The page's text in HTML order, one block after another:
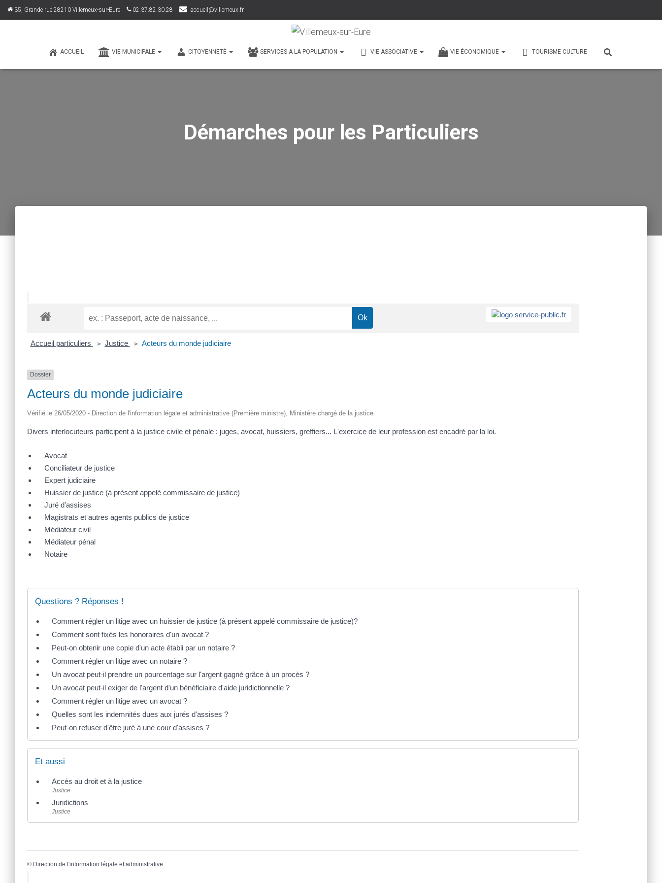
35, Grande rue 28210 Villemeux-sur-Eure 02.37.82.30.28 accueil@villemeux.fr
ACCUEIL VIE MUNICIPALE CITOYENNETÉ SERVICES A LA POPULATION VIE ASSOCIATIVE VIE ÉCONOMIQUE TOURISME CULTURE
Démarches pour les Particuliers
Accueil particuliers > Justice > Acteurs du monde judiciaire
Dossier
Acteurs du monde judiciaire
Vérifié le 26/05/2020 - Direction de l'information légale et administrative (Première ministre), Ministère chargé de la justice
Divers interlocuteurs participent à la justice civile et pénale : juges, avocat, huissiers, greffiers... L'exercice de leur profession est encadré par la loi.
Avocat
Conciliateur de justice
Expert judiciaire
Huissier de justice (à présent appelé commissaire de justice)
Juré d'assises
Magistrats et autres agents publics de justice
Médiateur civil
Médiateur pénal
Notaire
Questions ? Réponses !
Comment régler un litige avec un huissier de justice (à présent appelé commissaire de justice)?
Comment sont fixés les honoraires d'un avocat ?
Peut-on obtenir une copie d'un acte établi par un notaire ?
Comment régler un litige avec un notaire ?
Un avocat peut-il prendre un pourcentage sur l'argent gagné grâce à un procès ?
Un avocat peut-il exiger de l'argent d'un bénéficiaire d'aide juridictionnelle ?
Comment régler un litige avec un avocat ?
Quelles sont les indemnités dues aux jurés d'assises ?
Peut-on refuser d'être juré à une cour d'assises ?
Et aussi
Accès au droit et à la justice
Justice
Juridictions
Justice
© Direction de l'information légale et administrative